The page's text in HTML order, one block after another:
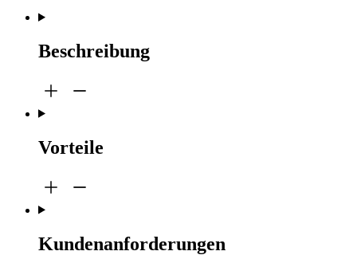
Beschreibung
Vorteile
Kundenanforderungen